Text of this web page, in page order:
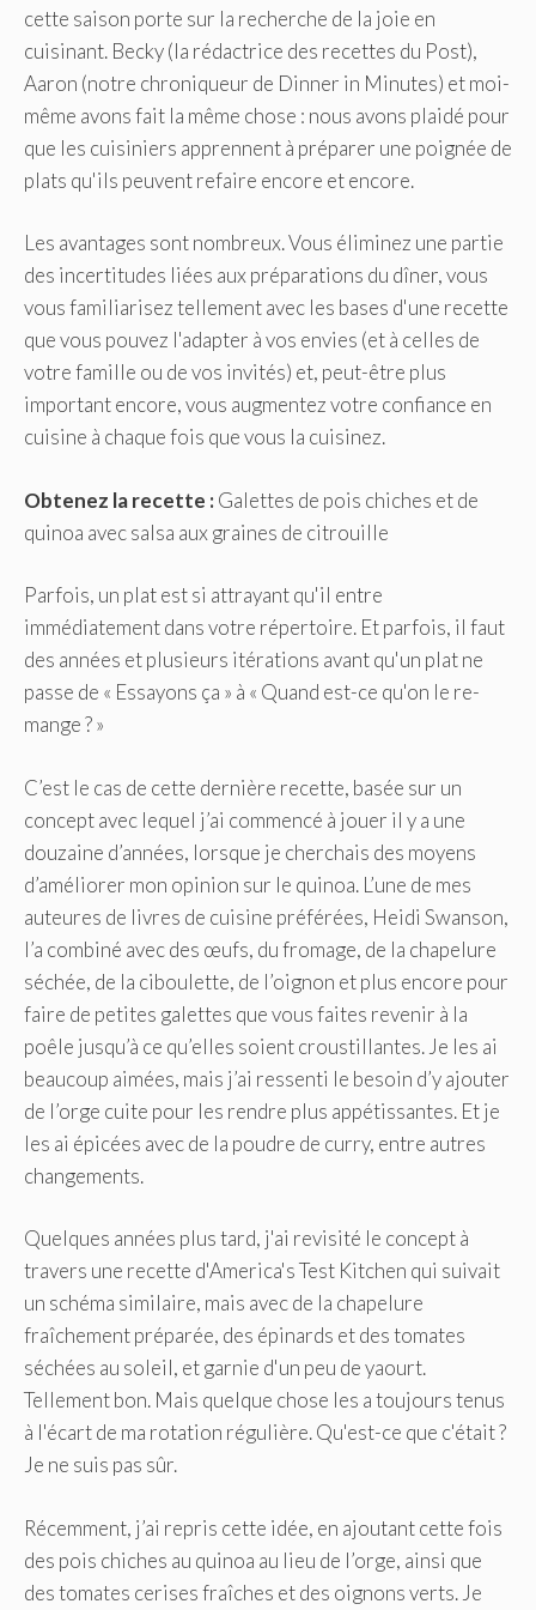
cette saison porte sur la recherche de la joie en
cuisinant. Becky (la rédactrice des recettes du Post),
Aaron (notre chroniqueur de Dinner in Minutes) et moi-
même avons fait la même chose : nous avons plaidé pour
que les cuisiniers apprennent à préparer une poignée de
plats qu'ils peuvent refaire encore et encore.
Les avantages sont nombreux. Vous éliminez une partie
des incertitudes liées aux préparations du dîner, vous
vous familiarisez tellement avec les bases d'une recette
que vous pouvez l'adapter à vos envies (et à celles de
votre famille ou de vos invités) et, peut-être plus
important encore, vous augmentez votre confiance en
cuisine à chaque fois que vous la cuisinez.
Obtenez la recette :Galettes de pois chiches et de
quinoa avec salsa aux graines de citrouille
Parfois, un plat est si attrayant qu'il entre
immédiatement dans votre répertoire. Et parfois, il faut
des années et plusieurs itérations avant qu'un plat ne
passe de « Essayons ça » à « Quand est-ce qu'on le re-
mange ? »
C’est le cas de cette dernière recette, basée sur un
concept avec lequel j’ai commencé à jouer il y a une
douzaine d’années, lorsque je cherchais des moyens
d’améliorer mon opinion sur le quinoa. L’une de mes
auteures de livres de cuisine préférées, Heidi Swanson,
l’a combiné avec des œufs, du fromage, de la chapelure
séchée, de la ciboulette, de l’oignon et plus encore pour
faire de petites galettes que vous faites revenir à la
poêle jusqu’à ce qu’elles soient croustillantes. Je les ai
beaucoup aimées, mais j’ai ressenti le besoin d’y ajouter
de l’orge cuite pour les rendre plus appétissantes. Et je
les ai épicées avec de la poudre de curry, entre autres
changements.
Quelques années plus tard, j'ai revisité le concept à
travers une recette d'America's Test Kitchen qui suivait
un schéma similaire, mais avec de la chapelure
fraîchement préparée, des épinards et des tomates
séchées au soleil, et garnie d'un peu de yaourt.
Tellement bon. Mais quelque chose les a toujours tenus
à l'écart de ma rotation régulière. Qu'est-ce que c'était ?
Je ne suis pas sûr.
Récemment, j’ai repris cette idée, en ajoutant cette fois
des pois chiches au quinoa au lieu de l’orge, ainsi que
des tomates cerises fraîches et des oignons verts. Je